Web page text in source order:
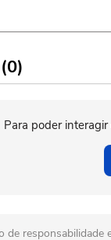
Para poder
de responsabilidade